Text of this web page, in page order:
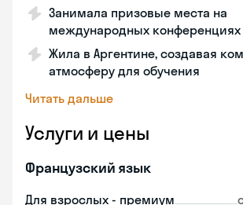
Занимала призовые места на
международных конференциях
Жила в Аргентине, создавая
атмосферу для обучения
Читать дальше
Услуги и цены
Французский язык
Для взрослых - премиум